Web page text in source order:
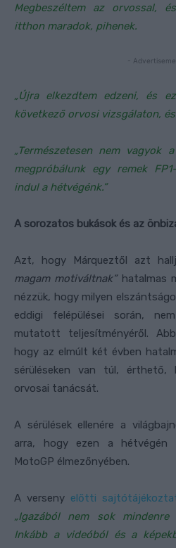
Megbeszéltem az orvossal,
itthon maradok, pihenek.
-
„Újra elkezdtem edzeni, és
következő orvosi vizsgálaton,
„Természetesen nem vagyok
megpróbálunk egy remek
indul a hétvégénk.”
A sorozatos bukások és az
Azt, hogy Márqueztől azt
magam motiváltnak”hatalmas
nézzük, hogy milyen
eddigi felépülései során,
mutatott teljesítményéről.
hogy az elmúlt két évben
sérüléseken van túl, érthető,
orvosai tanácsát.
A sérülések ellenére a
arra, hogy ezen a hétvégén
MotoGP élmezőnyében.
A verseny előtti
„Igazából nem sok mindenre
Inkább a videóból és a